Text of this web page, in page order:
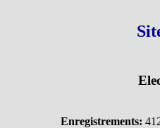
Enregistrements: